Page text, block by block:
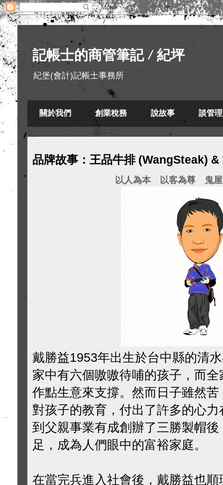
記帳士的商管筆記 / 紀坪
紀堡(會計)記帳士事務所
關於我們 創業稅務 說故事 談管理
品牌故事：王品牛排 (WangSteak) &
以人為本 以客為尊 鬼
戴勝益1953年出生於台中縣的清
家中有六個嗷嗷待哺的孩子，而
作點生意來支撐。然而日子雖然
對孩子的教育，付出了許多的心
到父親事業有成創辦了三勝製帽
足，成為人們眼中的富裕家庭。
在當完兵進入社會後，戴勝益也